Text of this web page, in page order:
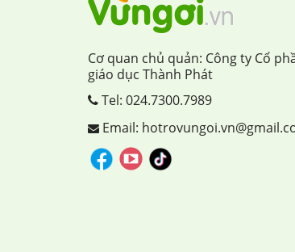
Cơ quan chủ quản: Công ty Cổ
giáo dục Thành Phát
Tel: 024.7300.7989
Email: